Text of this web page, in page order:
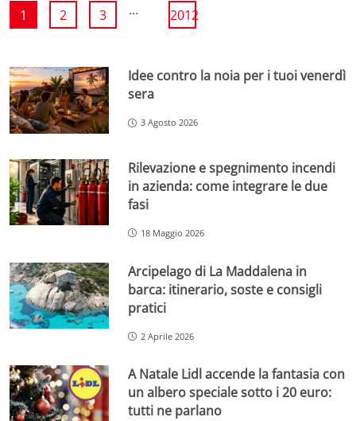
1 2 3 ... 2012
Idee contro la noia per i tuoi venerdì
sera
3 Agosto 2026
Rilevazione e spegnimento incendi
in azienda: come integrare le due
fasi
18 Maggio 2026
Arcipelago di La Maddalena in
barca: itinerario, soste e consigli
pratici
2 Aprile 2026
A Natale Lidl accende la fantasia con
un albero speciale sotto i 20 euro:
tutti ne parlano